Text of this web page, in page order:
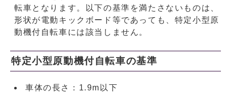
転車となります。以下の基準を満たさないものは、
形状が電動キックボード等であっても、特定小型原
動機付自転車には該当しません。
特定小型原動機付自転車の基準
車体の長さ：1.9m以下